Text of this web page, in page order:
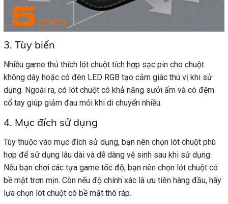
3. Tùy biến
Nhiều game thủ thích lót chuột tích hợp sạc pin cho chuột
không dây hoặc có đèn LED RGB tạo cảm giác thú vị khi sử
dụng. Ngoài ra, có lót chuột có khả năng sưởi ấm và có đệm
cổ tay giúp giảm đau mỏi khi di chuyển nhiều.
4. Mục đích sử dụng
Tùy thuộc vào mục đích sử dụng, bạn nên chọn lót chuột phù
hợp để sử dụng lâu dài và dễ dàng vệ sinh sau khi sử dụng.
Nếu bạn chơi các tựa game tốc độ, bạn nên chọn lót chuột có
bề mặt trơn mịn. Còn nếu độ chính xác là ưu tiên hàng đầu, hãy
lựa chọn lót chuột có bề mặt thô ráp.